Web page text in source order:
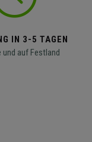
IN 3-5 TAGEN
und auf Festland